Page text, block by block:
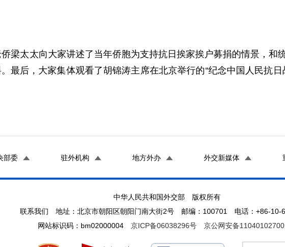
太太向大家讲述了当年侨胞为支持抗日挨家挨户募捐的情景，和
最后，大家集体观看了胡锦涛主席在北京举行的“纪念中国人民抗
部委 驻外机构 地方外办 外交新媒体
中华人民共和国外交部 版权所有
联系我们 地址：北京市朝阳区朝阳门南大街2号 邮编：100701 电话：+86-10-
网站标识码：bm02000004 京ICP备06038296号 京公网安备